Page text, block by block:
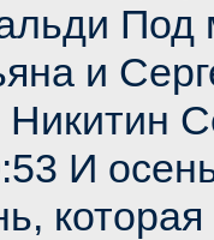
Под
и
Никитин
И